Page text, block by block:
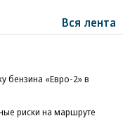
Вся лента
бензина «Евро-2» в
риски на маршруте